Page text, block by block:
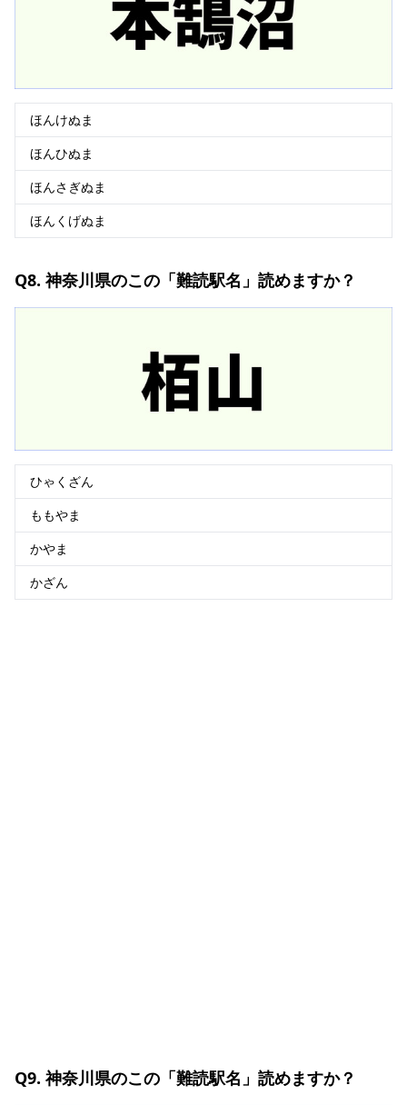
ほんけぬま
ほんひぬま
ほんさぎぬま
ほんくげぬま
Q8. 神奈川県のこの「難読駅名」読めますか？
ひゃくざん
ももやま
かやま
かざん
Q9. 神奈川県のこの「難読駅名」読めますか？